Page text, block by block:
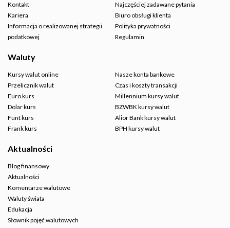
Kontakt
Kariera
Informacja o realizowanej strategii
podatkowej
Najczęściej zadawane pytania
Biuro obsługi klienta
Polityka prywatności
Regulamin
Waluty
Kursy walut online
Przelicznik walut
Euro kurs
Dolar kurs
Funt kurs
Frank kurs
Nasze konta bankowe
Czas i koszty transakcji
Millennium kursy walut
BZWBK kursy walut
Alior Bank kursy walut
BPH kursy walut
Aktualności
Blog finansowy
Aktualności
Komentarze walutowe
Waluty świata
Edukacja
Słownik pojęć walutowych